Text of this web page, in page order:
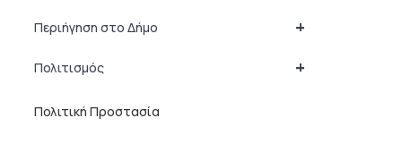
+
Περιήγηση στο Δήμο
+
Πολιτισμός
Πολιτική Προστασία